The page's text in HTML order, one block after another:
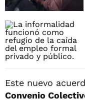
Este nuevo
Convenio